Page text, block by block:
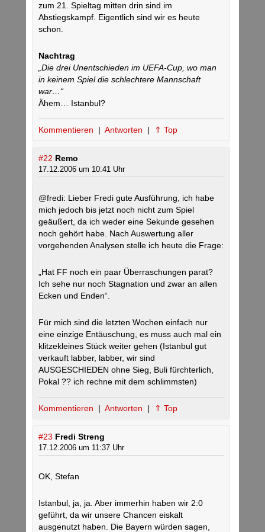
zum 21. Spieltag mitten drin sind im
Abstiegskampf. Eigentlich sind wir es heute
schon.
Nachtrag
„Die drei Unentschieden im UEFA-Cup, wo man
in keinem Spiel die schlechtere Mannschaft
war…“
Ähem… Istanbul?
Kommentieren | Antworten | ⇑ Top
#22 Remo
17.12.2006 um 10:41 Uhr
@fredi: Lieber Fredi gute Ausführung, ich habe
mich jedoch bis jetzt noch nicht zum Spiel
geäußert, da ich weder eine Sekunde gesehen
noch gehört habe. Nach Auswertung aller
vorgehenden Analysen stelle ich heute die Frage:
„Hat FF noch ein paar Überraschungen parat?
Ich sehe nur noch Stagnation und zwar an allen
Ecken und Enden“.
Für mich sind die letzten Wochen einfach nur
eine einzige Entäuschung, es muss auch mal ein
klitzekleines Stück weiter gehen (Istanbul gut
verkauft labber, labber, wir sind
AUSGESCHIEDEN ohne Sieg, Buli fürchterlich,
Pokal ?? ich rechne mit dem schlimmsten)
Kommentieren | Antworten | ⇑ Top
#23 Fredi Streng
17.12.2006 um 11:37 Uhr
OK, Stefan
Istanbul, ja, ja. Aber immerhin haben wir 2:0
geführt, da wir unsere Chancen eiskalt
ausgenutzt haben. Die Bayern würden sagen,